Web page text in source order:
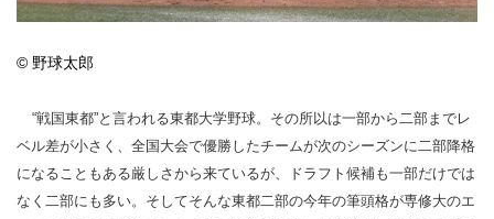
© 野球太郎
“戦国東都”と言われる東都大学野球。その所以は一部から二部までレ
ベル差が小さく、全国大会で優勝したチームが次のシーズンに二部降格
になることもある厳しさから来ているが、ドラフト候補も一部だけでは
なく二部にも多い。そしてそんな東都二部の今年の筆頭格が専修大のエ